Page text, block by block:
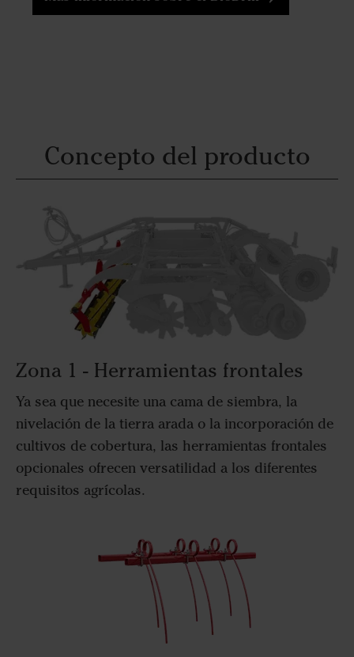
Concepto del producto
Zona 1 - Herramientas frontales
Ya sea que necesite una cama de siembra, la
nivelación de la tierra arada o la incorporación de
cultivos de cobertura, las herramientas frontales
opcionales ofrecen versatilidad a los diferentes
requisitos agrícolas.